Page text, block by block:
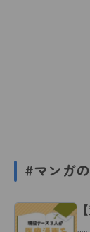
#マンガ